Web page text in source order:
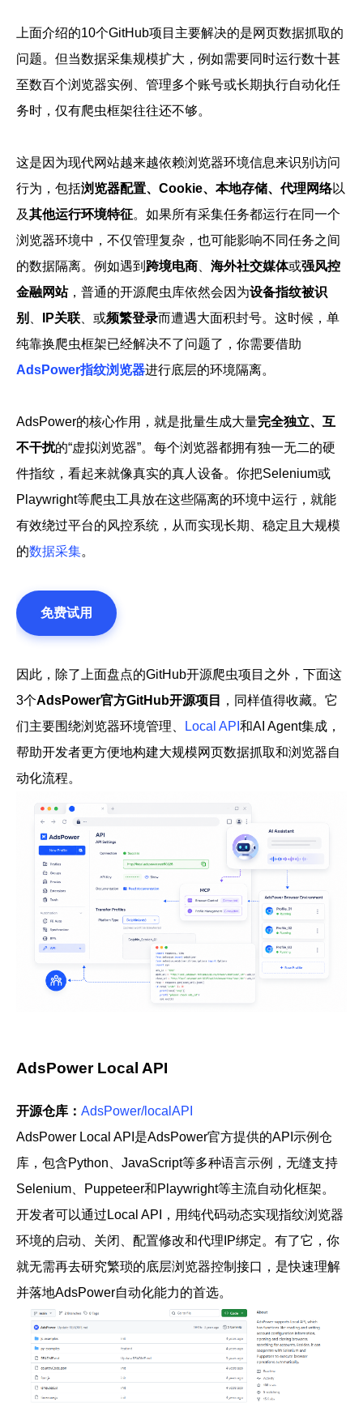
上面介绍的10个GitHub项目主要解决的是网页数据抓取的
问题。但当数据采集规模扩大，例如需要同时运行数十甚
至数百个浏览器实例、管理多个账号或长期执行自动化任
务时，仅有爬虫框架往往还不够。
这是因为现代网站越来越依赖浏览器环境信息来识别访问
行为，包括浏览器配置、Cookie、本地存储、代理网络以
及其他运行环境特征。如果所有采集任务都运行在同一个
浏览器环境中，不仅管理复杂，也可能影响不同任务之间
的数据隔离。例如遇到 跨境电商 海外社交媒体或强风控
金融网站，普通的开源爬虫库依然会因为设备指纹被识
别
IP关联 、或频繁登录而遭遇大面积封号。这时候，单
纯靠换爬虫框架已经解决不了问题了，你需要借助
AdsPower指纹浏览器进行底层的环境隔离。
AdsPower的核心作用，就是批量生成大量完全独立、互
不干扰的“虚拟浏览器”。每个浏览器都拥有独一无二的硬
件指纹，看起来就像真实的真人设备。你把Selenium或
Playwright等爬虫工具放在这些隔离的环境中运行，就能
有效绕过平台的风控系统，从而实现长期、稳定且大规模
的数据采集。
免费试用
因此，除了上面盘点的GitHub开源爬虫项目之外，下面这
3个AdsPower官方GitHub开源项目
，同样值得收藏。它
们主要围绕浏览器环境管理、
Local API 和AI Agent集成，
帮助开发者更方便地构建大规模网页数据抓取和浏览器自
动化流程。
AdsPower Local API
开源仓库： AdsPower/localAPI
AdsPower Local API是AdsPower官方提供的API示例仓
库，包含Python、JavaScript等多种语言示例，无缝支持
Selenium、Puppeteer和Playwright等主流自动化框架。
开发者可以通过Local API，用纯代码动态实现指纹浏览器
环境的启动、关闭、配置修改和代理IP绑定。有了它，你
就无需再去研究繁琐的底层浏览器控制接口，是快速理解
并落地AdsPower自动化能力的首选。